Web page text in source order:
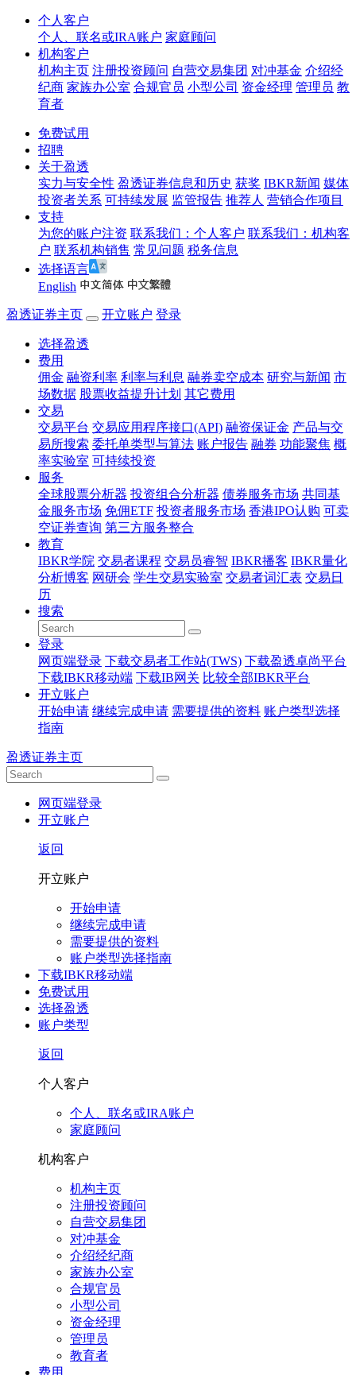
个人客户
个人、联名或IRA账户 家庭顾问
机构客户
机构主页 注册投资顾问 自营交易集团 对冲基金 介绍经
纪商 家族办公室 合规官员 小型公司 资金经理 管理员 教
育者
免费试用
招聘
关于盈透
实力与安全性 盈透证券信息和历史 获奖 IBKR新闻 媒体
投资者关系 可持续发展 监管报告 推荐人 营销合作项目
支持
为您的账户注资 联系我们：个人客户 联系我们：机构客
户 联系机构销售 常见问题 税务信息
选择语言
English
盈透证券主页 开立账户 登录
选择盈透
费用
佣金 融资利率 利率与利息 融券卖空成本 研究与新闻 市
场数据 股票收益提升计划 其它费用
交易
交易平台 交易应用程序接口(API) 融资保证金 产品与交
易所搜索 委托单类型与算法 账户报告 融券 功能聚焦 概
率实验室 可持续投资
服务
全球股票分析器 投资组合分析器 债券服务市场 共同基
金服务市场 免佣ETF 投资者服务市场 香港IPO认购 可卖
空证券查询 第三方服务整合
教育
IBKR学院 交易者课程 交易员睿智 IBKR播客 IBKR量化
分析博客 网研会 学生交易实验室 交易者词汇表 交易日
历
搜索
登录
网页端登录 下载交易者工作站(TWS) 下载盈透卓尚平台
下载IBKR移动端 下载IB网关 比较全部IBKR平台
开立账户
开始申请 继续完成申请 需要提供的资料 账户类型选择
指南
盈透证券主页
网页端登录
开立账户
返回
开立账户
开始申请
继续完成申请
需要提供的资料
账户类型选择指南
下载IBKR移动端
免费试用
选择盈透
账户类型
返回
个人客户
个人、联名或IRA账户
家庭顾问
机构客户
机构主页
注册投资顾问
自营交易集团
对冲基金
介绍经纪商
家族办公室
合规官员
小型公司
资金经理
管理员
教育者
费用